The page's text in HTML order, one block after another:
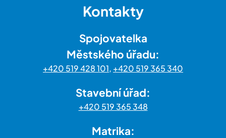
Kontakty
Spojovatelka
Městského úřadu:
+420 519 428 101, +420 519 365 340
Stavební úřad:
+420 519 365 348
Matrika: